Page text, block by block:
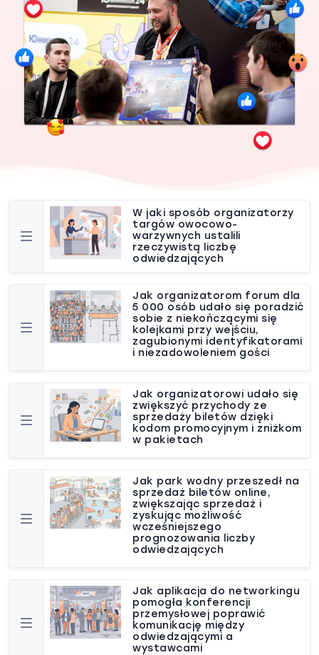
W jaki sposób organizatorzy
targów owocowo-
warzywnych ustalili
rzeczywistą liczbę
odwiedzających
Jak organizatorom forum dla
5 000 osób udało się poradzić
sobie z niekończącymi się
kolejkami przy wejściu,
zagubionymi identyfikatorami
i niezadowoleniem gości
Jak organizatorowi udało się
zwiększyć przychody ze
sprzedaży biletów dzięki
kodom promocyjnym i zniżkom
w pakietach
Jak park wodny przeszedł na
sprzedaż biletów online,
zwiększając sprzedaż i
zyskując możliwość
wcześniejszego
prognozowania liczby
odwiedzających
Jak aplikacja do networkingu
pomogła konferencji
przemysłowej poprawić
komunikację między
odwiedzającymi a
wystawcami